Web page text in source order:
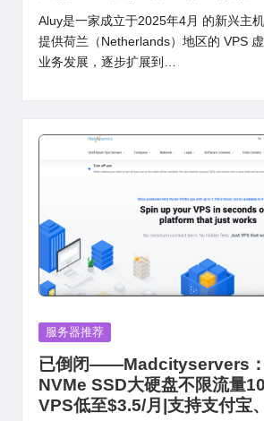
Aluy是一家成立于2025年4月 的新兴主
提供荷兰（Netherlands）地区的 VPS
业务发展，逐步扩展到…
Posted
服务器推荐
已倒闭——Madcityservers
NVMe SSD大硬盘不限流量
VPS低至$3.5/月|支持支付宝